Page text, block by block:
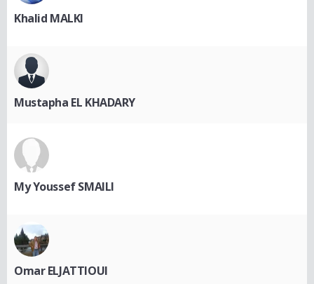
Khalid MALKI
Mustapha EL KHADARY
My Youssef SMAILI
Omar ELJATTIOUI